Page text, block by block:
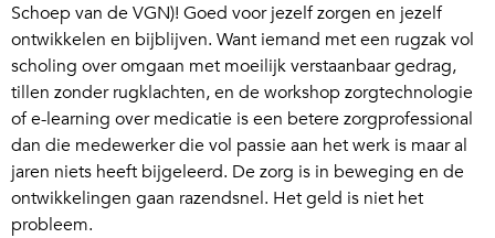
Schoep van de VGN)! Goed voor jezelf zorgen en jezelf
ontwikkelen en bijblijven. Want iemand met een rugzak vol
scholing over omgaan met moeilijk verstaanbaar gedrag,
tillen zonder rugklachten, en de workshop zorgtechnologie
of e-learning over medicatie is een betere zorgprofessional
dan die medewerker die vol passie aan het werk is maar al
jaren niets heeft bijgeleerd. De zorg is in beweging en de
ontwikkelingen gaan razendsnel. Het geld is niet het
probleem.